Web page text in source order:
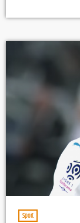
étude, Montceau-
n’ont pas attisé
Sport